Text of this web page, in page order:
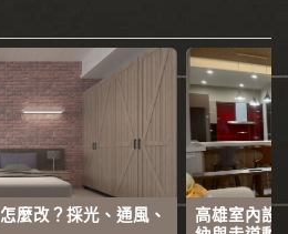
麼改？採光、通風、
高雄室內設